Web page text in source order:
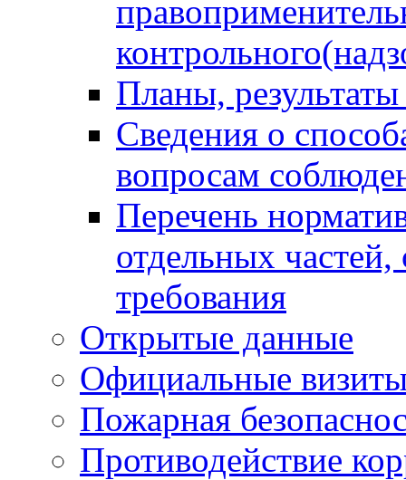
Планы,
Сведения о
вопросам
Перечень
отдельных
требования
Открытые данные
Официальные
Пожарная
Противодействие